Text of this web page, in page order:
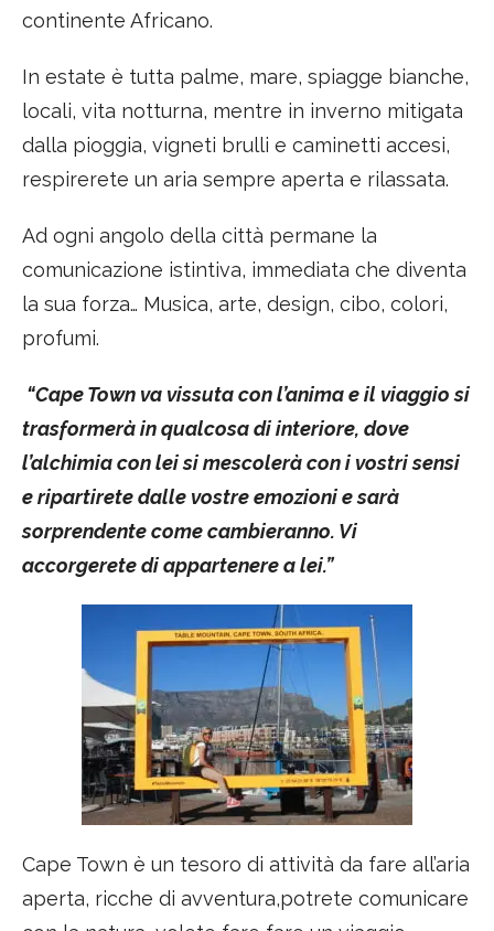
continente Africano.
In estate è tutta palme, mare, spiagge bianche,
locali, vita notturna, mentre in inverno mitigata
dalla pioggia, vigneti brulli e caminetti accesi,
respirerete un aria sempre aperta e rilassata.
Ad ogni angolo della città permane la
comunicazione istintiva, immediata che diventa
la sua forza… Musica, arte, design, cibo, colori,
profumi.
“Cape Town va vissuta con l’anima e il viaggio si
trasformerà in qualcosa di interiore, dove
l’alchimia con lei si mescolerà con i vostri sensi
e ripartirete dalle vostre emozioni e sarà
sorprendente come cambieranno. Vi
accorgerete di appartenere a lei.”
Cape Town è un tesoro di attività da fare all’aria
aperta, ricche di avventura,potrete comunicare